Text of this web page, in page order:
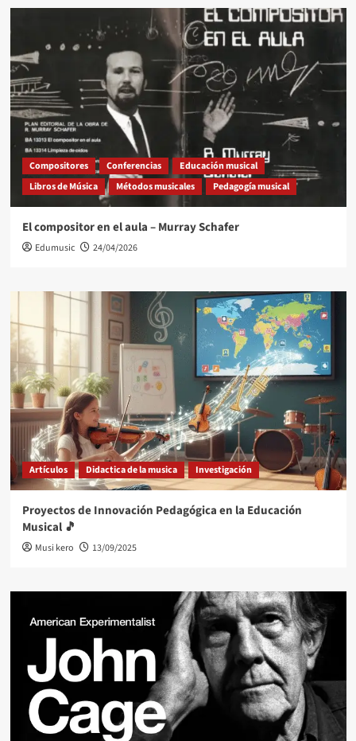
Compositores Conferencias
Educación musical
Libros de Música
Métodos musicales Pedagogía musical
El compositor en el aula – Murray Schafer
Edumusic 24/04/2026
Artículos Didactica de la musica Investigación
Proyectos de Innovación Pedagógica en la Educación
Musical 🎵
Musi kero 13/09/2025